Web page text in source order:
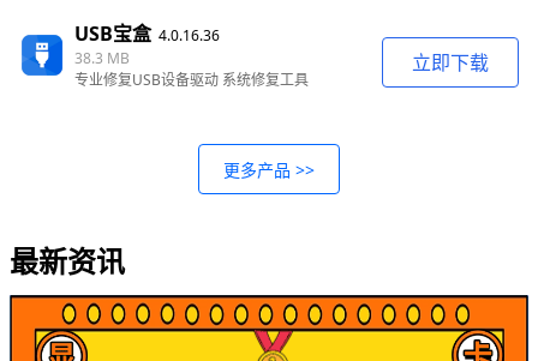
USB宝盒4.0.16.36
38.3 MB
专业修复USB设备驱动 系统修复工具
立即下载
更多产品 >>
最新资讯